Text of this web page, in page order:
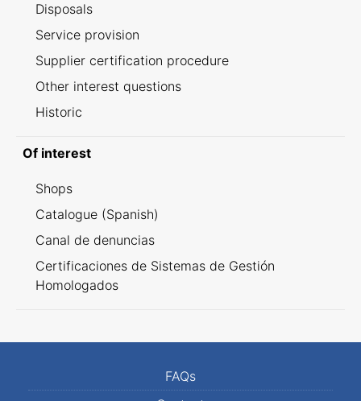
Disposals
Service provision
Supplier certification procedure
Other interest questions
Historic
Of interest
Shops
Catalogue (Spanish)
Canal de denuncias
Certificaciones de Sistemas de Gestión
Homologados
FAQs